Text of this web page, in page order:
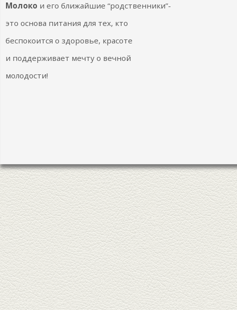
Молоко и его ближайшие “родственники”-
это основа питания для тех, кто
беспокоится о здоровье, красоте
и поддерживает мечту о вечной
молодости!